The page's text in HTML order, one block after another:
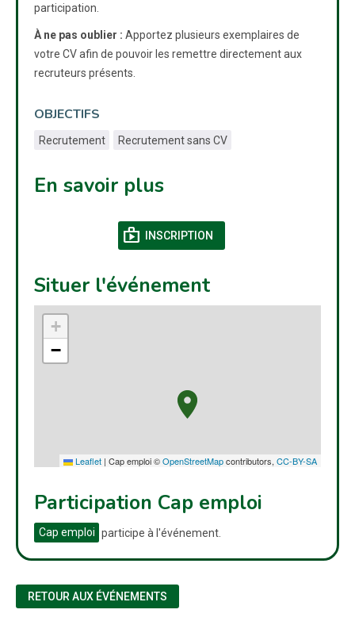
participation.
À ne pas oublier : Apportez plusieurs exemplaires de
votre CV afin de pouvoir les remettre directement aux
recruteurs présents.
OBJECTIFS
Recrutement Recrutement sans CV
En savoir plus
shop INSCRIPTION
Situer l'événement
+
−
Leaflet | Cap emploi ©OpenStreetMapcontributors, CC-BY-SA
Participation Cap emploi
Cap emploi participe à l'événement.
RETOUR AUX ÉVÉNEMENTS